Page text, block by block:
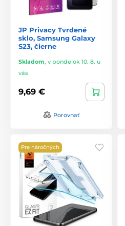
JP Privacy Tvrdené
sklo, Samsung Galaxy
S23, čierne
Skladom, v pondelok 10. 8. u
vás
9,69 €
Porovnať
Pre náročných